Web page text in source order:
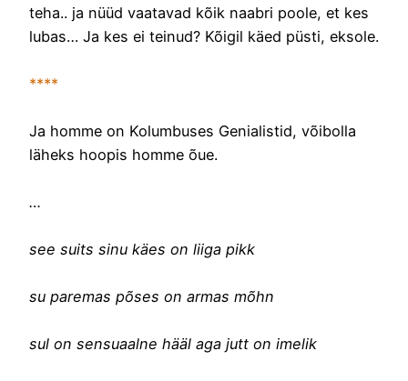
teha.. ja nüüd vaatavad kõik naabri poole, et kes
lubas… Ja kes ei teinud? Kõigil käed püsti, eksole.
****
Ja homme on Kolumbuses Genialistid, võibolla
läheks hoopis homme õue.
…
see suits sinu käes on liiga pikk
su paremas põses on armas mõhn
sul on sensuaalne hääl aga jutt on imelik